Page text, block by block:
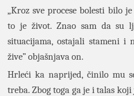
„Kroz sve procese bolesti bilo
to je život. Znao sam da su
situacijama, ostajali stameni i
žive” objašnjava on.
Hrleći ka naprijed, činilo mu
treba. Zbog toga ga je i talas